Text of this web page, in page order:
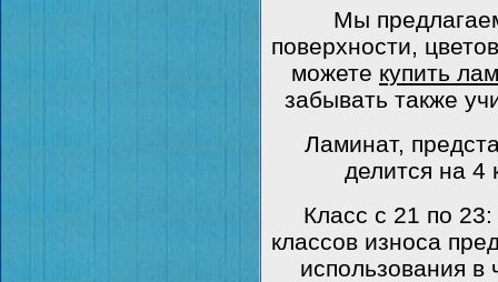
Мы
поверхности,
можете купить
забывать также
Ламинат,
делится на 4
Класс с 21 по
классов износа
использования